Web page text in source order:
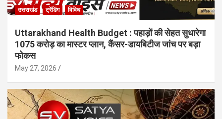
उत्तराखंड ट्रेंडिंग विविध
Uttarakhand Health Budget : पहाड़ों की सेहत सुधारेगा
1075 करोड़ का मास्टर प्लान, कैंसर-डायबिटीज जांच पर बड़ा
फोकस
May 27, 2026